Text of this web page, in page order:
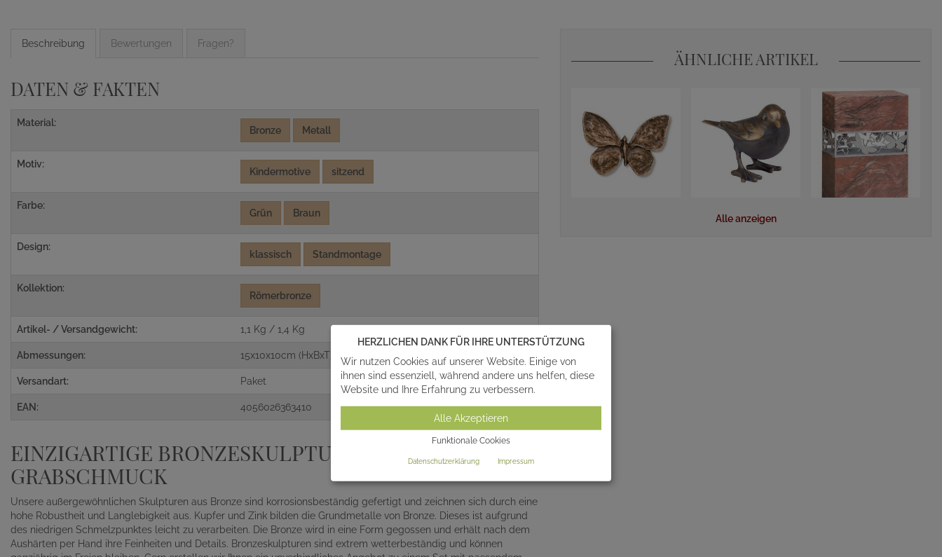
Beschreibung Bewertungen Fragen?
DATEN & FAKTEN
Material:
Bronze Metall
Motiv:
Kindermotive sitzend
Farbe:
Grün Braun
Design:
klassisch Standmontage
Kollektion:
Römerbronze
Artikel- / Versandgewicht: 1,1 Kg / 1,4 Kg
Abmessungen: 15x10x10cm (HxBxT)
Versandart: Paket
EAN: 4056026363410
EINZIGARTIGE BRONZESKULPTUREN ALS
GRABSCHMUCK
Unsere außergewöhnlichen Skulpturen aus Bronze sind korrosionsbeständig gefertigt und zeichnen sich durch eine
hohe Robustheit und Langlebigkeit aus. Kupfer und Zink bilden die Grundmetalle von Bronze. Dieses ist aufgrund
des niedrigen Schmelzpunktes leicht zu verarbeiten. Die Bronze wird in eine Form gegossen und erhält nach dem
Aushärten per Hand ihre Feinheiten und Details. Bronzeskulpturen sind extrem wetterbeständig und können
ÄHNLICHE ARTIKEL
Alle anzeigen
HERZLICHEN DANK FÜR IHRE UNTERSTÜTZUNG
Wir nutzen Cookies auf unserer Website. Einige von
ihnen sind essenziell, während andere uns helfen, diese
Website und Ihre Erfahrung zu verbessern.
Alle Akzeptieren
Funktionale Cookies
Datenschutzerklärung Impressum